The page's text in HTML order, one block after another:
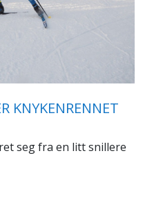
KNYKENRENNET
seg fra en litt snillere